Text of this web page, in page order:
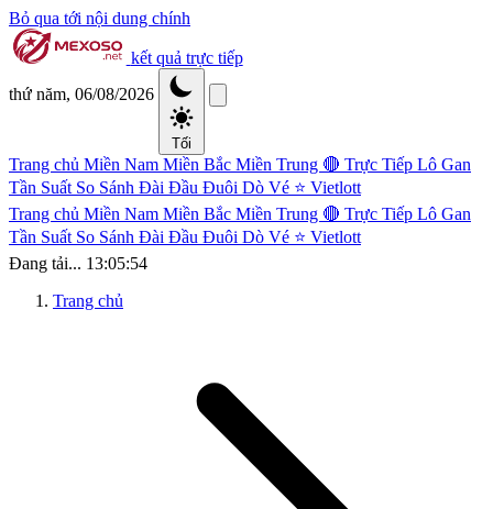
Bỏ qua tới nội dung chính
kết quả trực tiếp
thứ năm, 06/08/2026
Tối
Trang chủ Miền Nam Miền Bắc Miền Trung 🔴 Trực Tiếp Lô Gan
Tần Suất So Sánh Đài Đầu Đuôi Dò Vé ⭐ Vietlott
Trang chủ Miền Nam Miền Bắc Miền Trung 🔴 Trực Tiếp Lô Gan
Tần Suất So Sánh Đài Đầu Đuôi Dò Vé ⭐ Vietlott
Đang tải... 13:05:54
Trang chủ